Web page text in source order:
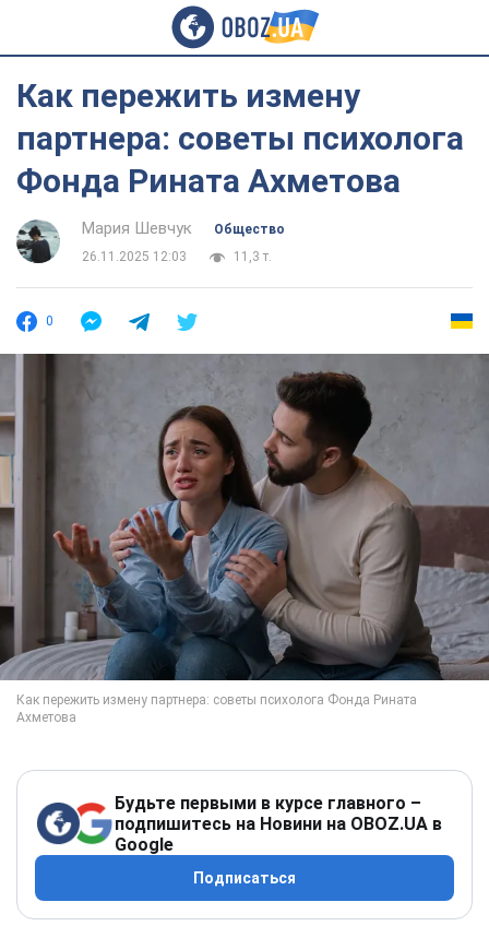
Как пережить измену
партнера: советы психолога
Фонда Рината Ахметова
Мария Шевчук
Общество
26.11.2025 12:03
11,3 т.
0
Будьте первыми в курсе главного –
подпишитесь на Новини на OBOZ.UA в
Google
Подписаться